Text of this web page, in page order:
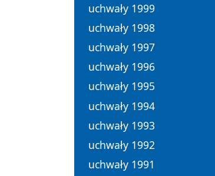
uchwały 1999
uchwały 1998
uchwały 1997
uchwały 1996
uchwały 1995
uchwały 1994
uchwały 1993
uchwały 1992
uchwały 1991